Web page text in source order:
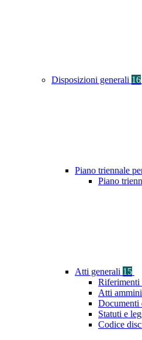
Disposizioni generali 16
Piano triennale
Piano
Atti generali 15
Riferimenti
Atti
Documenti
Statuti e
Codice